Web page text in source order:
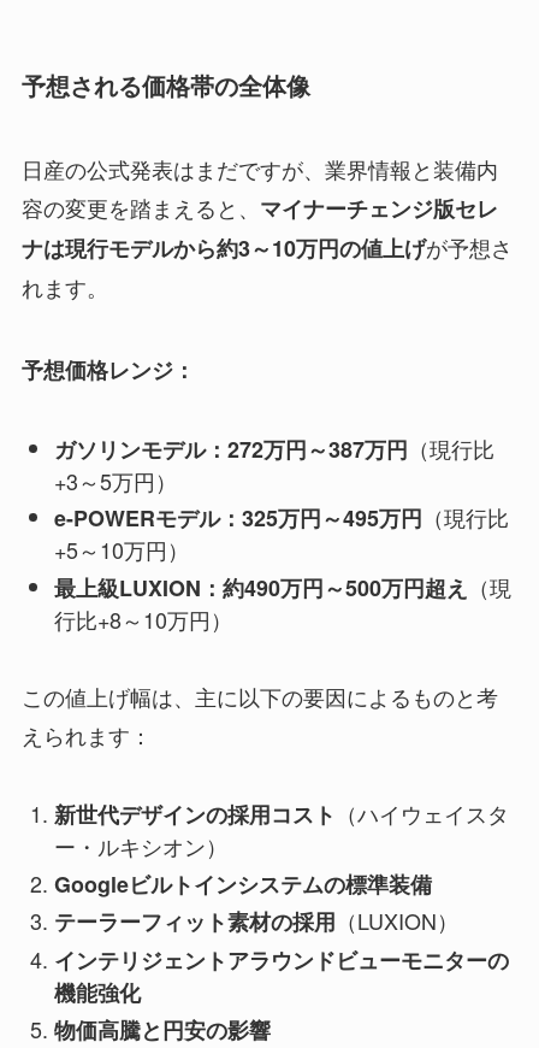
予想される価格帯の全体像
日産の公式発表はまだですが、業界情報と装備内
容の変更を踏まえると、 マイナーチェンジ版セレ
ナは現行モデルから約3～10万円の値上げが予想さ
れます。
予想価格レンジ：
ガソリンモデル：272万円～387万円 （現行比
+3～5万円）
e-POWERモデル：325万円～495万円 （現行比
+5～10万円）
最上級LUXION：約490万円～500万円超え
（現
行比+8～10万円）
この値上げ幅は、主に以下の要因によるものと考
えられます：
新世代デザインの採用コスト （ハイウェイスタ
ー・ルキシオン）
Googleビルトインシステムの標準装備
テーラーフィット素材の採用 （LUXION）
インテリジェントアラウンドビューモニターの
機能強化
物価高騰と円安の影響